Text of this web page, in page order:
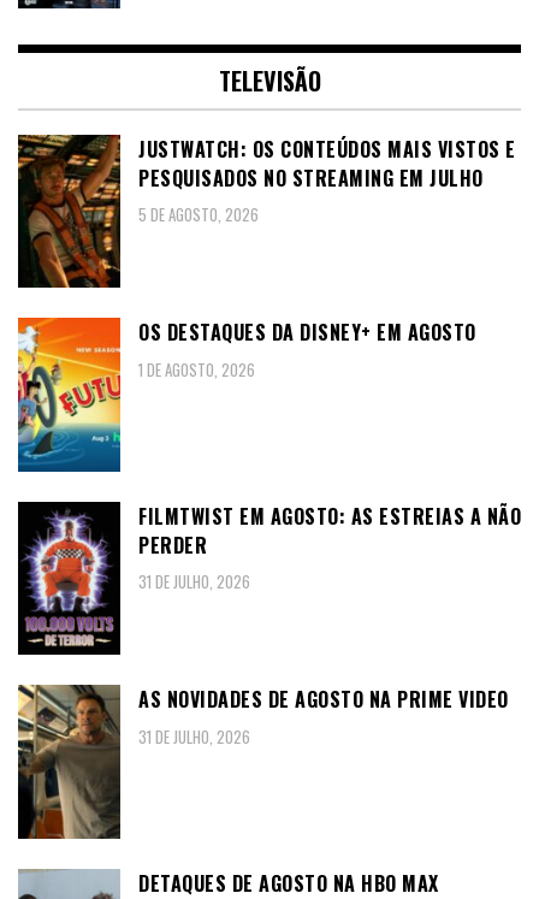
TELEVISÃO
JUSTWATCH: OS CONTEÚDOS MAIS VISTOS E
PESQUISADOS NO STREAMING EM JULHO
5 DE AGOSTO, 2026
OS DESTAQUES DA DISNEY+ EM AGOSTO
1 DE AGOSTO, 2026
FILMTWIST EM AGOSTO: AS ESTREIAS A NÃO
PERDER
31 DE JULHO, 2026
AS NOVIDADES DE AGOSTO NA PRIME VIDEO
31 DE JULHO, 2026
DETAQUES DE AGOSTO NA HBO MAX